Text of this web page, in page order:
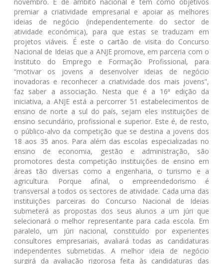
premiar a criatividade empresarial e apoiar as melhores
ideias de negócio (independentemente do sector de
atividade económica), para que estas se traduzam em
projetos viáveis. É este o cartão de visita do Concurso
Nacional de Ideias que a ANJE promove, em parceria com o
Instituto do Emprego e Formação Profissional, para
“motivar os jovens a desenvolver ideias de negócio
inovadoras e reconhecer a criatividade dos mais jovens”,
faz saber a associação. Nesta que é a 16ª edição da
iniciativa, a ANJE está a percorrer 51 estabelecimentos de
ensino de norte a sul do país, sejam eles instituições de
ensino secundário, profissional e superior. Este é, de resto,
o público-alvo da competição que se destina a jovens dos
18 aos 35 anos. Para além das escolas especializadas no
ensino de economia, gestão e administração, são
promotores desta competição instituições de ensino em
áreas tão diversas como a engenharia, o turismo e a
agricultura. Porque afinal, o empreendedorismo é
transversal a todos os sectores de atividade. Cada uma das
instituições parceiras do Concurso Nacional de Ideias
submeterá as propostas dos seus alunos a um júri que
selecionará o melhor representante para cada escola. Em
paralelo, um júri nacional, constituído por experientes
consultores empresariais, avaliará todas as candidaturas
independentes submetidas. A melhor ideia de negócio
surgirá da avaliação rigorosa feita às candidaturas das